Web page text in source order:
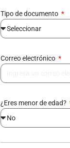
Tipo de documento
Correo electrónico
¿Eres menor de edad?